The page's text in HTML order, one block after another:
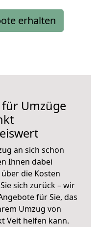
erhalten
Umzüge
an sich schon
Ihnen dabei
die Kosten
sich zurück – wir
für Sie, das
Umzug von
Veit helfen kann.